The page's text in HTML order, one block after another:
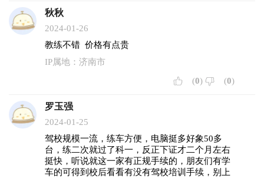
秋秋
2024-01-26
教练不错 价格有点贵
IP属地：济南市
(0) (0)
罗玉强
2024-01-25
驾校规模一流，练车方便，电脑挺多好象50多
台，练二次就过了科一，反正下证才二个月左右
挺快，听说就这一家有正规手续的，朋友们有学
车的可得到校后看看有没有驾校培训手续，别上